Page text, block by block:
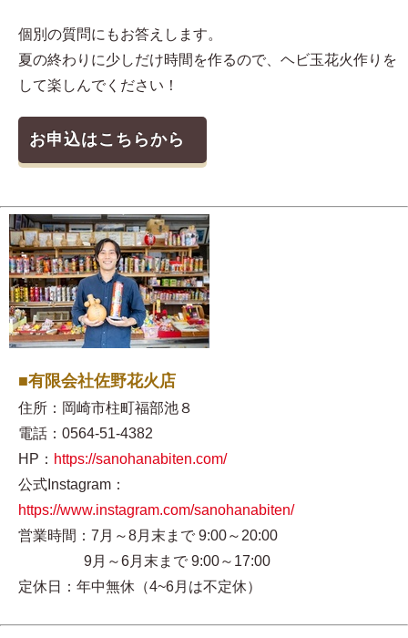
個別の質問にもお答えします。
夏の終わりに少しだけ時間を作るので、ヘビ玉花火作りを
して楽しんでください！
お申込はこちらから
■有限会社佐野花火店
住所：岡崎市柱町福部池８
電話：0564-51-4382
HP： https://sanohanabiten.com/
公式Instagram：
https://www.instagram.com/sanohanabiten/
営業時間：7月～8月末まで 9:00～20:00
9月～6月末まで 9:00～17:00
定休日：年中無休（4~6月は不定休）